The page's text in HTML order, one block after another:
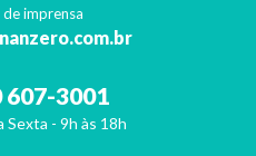
imprensa
607-3001
Sexta - 9h às 18h